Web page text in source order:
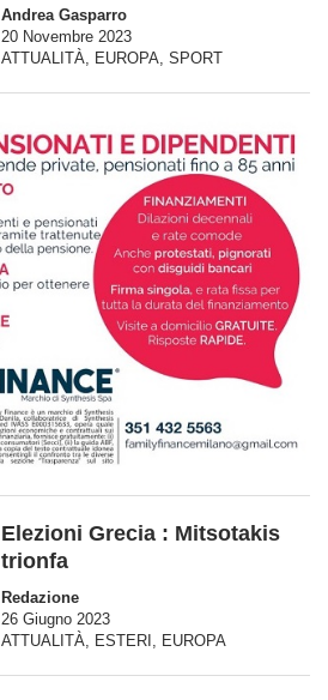
Andrea Gasparro
20 Novembre 2023
ATTUALITÀ, EUROPA, SPORT
Elezioni Grecia : Mitsotakis
trionfa
Redazione
26 Giugno 2023
ATTUALITÀ, ESTERI , EUROPA